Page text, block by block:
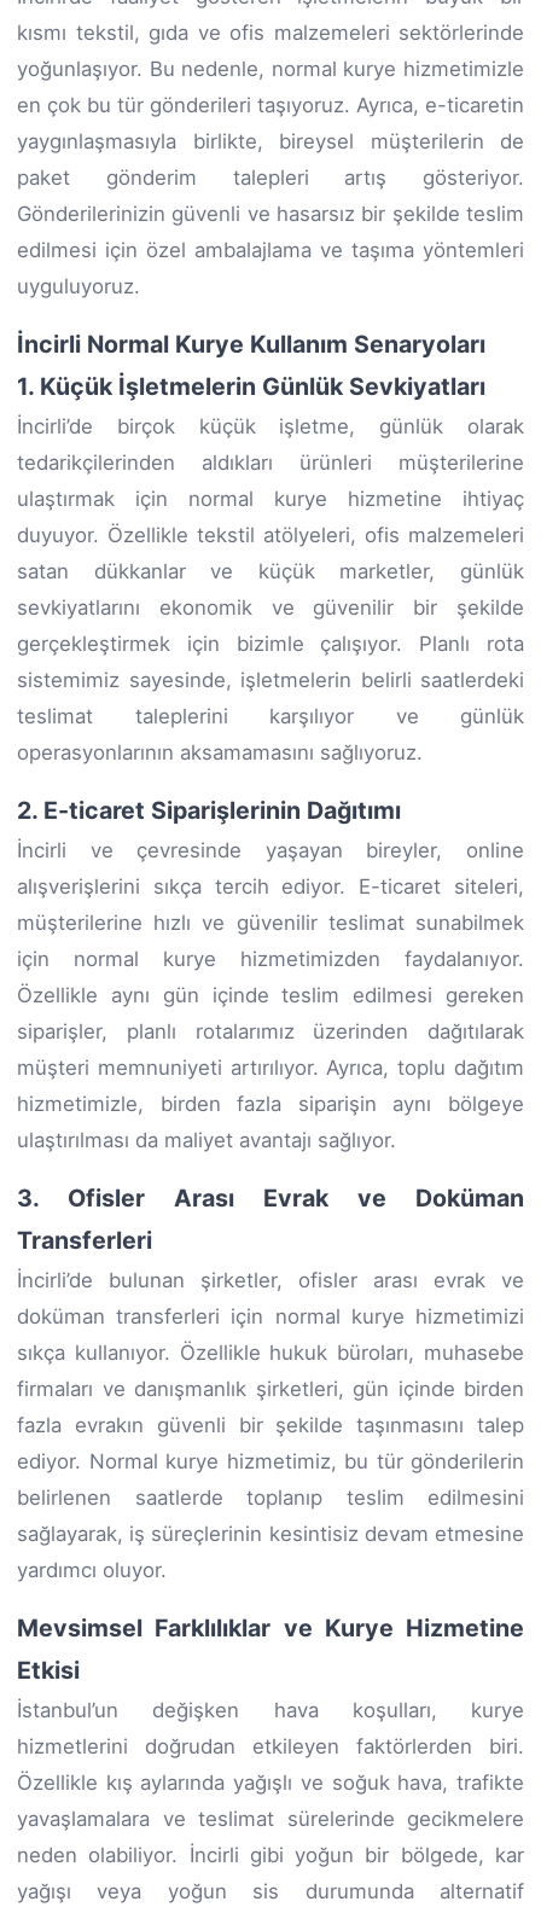
kısmı tekstil, gıda ve ofis malzemeleri sektörlerinde
yoğunlaşıyor. Bu nedenle, normal kurye hizmetimizle
en çok bu tür gönderileri taşıyoruz. Ayrıca, e-ticaretin
yaygınlaşmasıyla birlikte, bireysel müşterilerin de
paket gönderim talepleri artış gösteriyor.
Gönderilerinizin güvenli ve hasarsız bir şekilde teslim
edilmesi için özel ambalajlama ve taşıma yöntemleri
uyguluyoruz.
İncirli Normal Kurye Kullanım Senaryoları
1. Küçük İşletmelerin Günlük Sevkiyatları
İncirli’de birçok küçük işletme, günlük olarak
tedarikçilerinden aldıkları ürünleri müşterilerine
ulaştırmak için normal kurye hizmetine ihtiyaç
duyuyor. Özellikle tekstil atölyeleri, ofis malzemeleri
satan dükkanlar ve küçük marketler, günlük
sevkiyatlarını ekonomik ve güvenilir bir şekilde
gerçekleştirmek için bizimle çalışıyor. Planlı rota
sistemimiz sayesinde, işletmelerin belirli saatlerdeki
teslimat taleplerini karşılıyor ve günlük
operasyonlarının aksamamasını sağlıyoruz.
2. E-ticaret Siparişlerinin Dağıtımı
İncirli ve çevresinde yaşayan bireyler, online
alışverişlerini sıkça tercih ediyor. E-ticaret siteleri,
müşterilerine hızlı ve güvenilir teslimat sunabilmek
için normal kurye hizmetimizden faydalanıyor.
Özellikle aynı gün içinde teslim edilmesi gereken
siparişler, planlı rotalarımız üzerinden dağıtılarak
müşteri memnuniyeti artırılıyor. Ayrıca, toplu dağıtım
hizmetimizle, birden fazla siparişin aynı bölgeye
ulaştırılması da maliyet avantajı sağlıyor.
3. Ofisler Arası Evrak ve Doküman
Transferleri
İncirli’de bulunan şirketler, ofisler arası evrak ve
doküman transferleri için normal kurye hizmetimizi
sıkça kullanıyor. Özellikle hukuk büroları, muhasebe
firmaları ve danışmanlık şirketleri, gün içinde birden
fazla evrakın güvenli bir şekilde taşınmasını talep
ediyor. Normal kurye hizmetimiz, bu tür gönderilerin
belirlenen saatlerde toplanıp teslim edilmesini
sağlayarak, iş süreçlerinin kesintisiz devam etmesine
yardımcı oluyor.
Mevsimsel Farklılıklar ve Kurye Hizmetine
Etkisi
İstanbul’un değişken hava koşulları, kurye
hizmetlerini doğrudan etkileyen faktörlerden biri.
Özellikle kış aylarında yağışlı ve soğuk hava, trafikte
yavaşlamalara ve teslimat sürelerinde gecikmelere
neden olabiliyor. İncirli gibi yoğun bir bölgede, kar
yağışı veya yoğun sis durumunda alternatif